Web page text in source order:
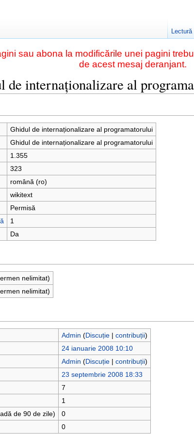
sau abona la modificările unei pagini
de acest mesaj deranjant.
internaționalizare al
Ghidul de internaționalizare al programatorului
Ghidul de internaționalizare al programatorului
1.355
323
română (ro)
wikitext
Permisă
1
Da
nelimitat)
nelimitat)
Admin (Discuție| contribuții)
24 ianuarie 2008 10:10
Admin (Discuție| contribuții)
23 septembrie 2008 18:33
7
1
de 90 de zile)
0
0
Lectură